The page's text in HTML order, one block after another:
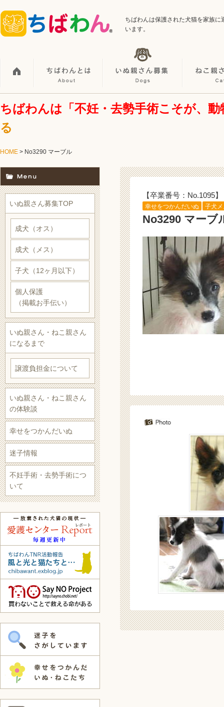
ちばわんは保護された犬猫を家族
います。
ちばわんは「不妊・去勢手術こそが、
る
HOME > No3290 マーブル
【卒業番号：No.1095】
幸せをつかんだいぬ 子犬
No3290 マーブ
いぬ親さん募集TOP
成犬（オス）
成犬（メス）
子犬（12ヶ月以下）
個人保護
（掲載お手伝い）
いぬ親さん・ねこ親さん
になるまで
譲渡負担金について
いぬ親さん・ねこ親さん
の体験談
幸せをつかんだいぬ
迷子情報
不妊手術・去勢手術につ
いて